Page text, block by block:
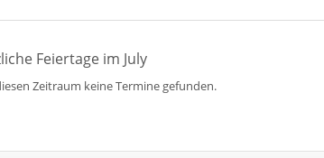
Feiertage im July
Zeitraum keine Termine gefunden.